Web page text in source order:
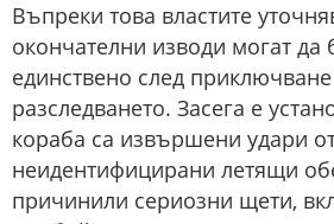
Въпреки това властите
окончателни изводи могат да
единствено след
разследването. Засега е
кораба са извършени удари
неидентифицирани летящи
причинили сериозни щети,